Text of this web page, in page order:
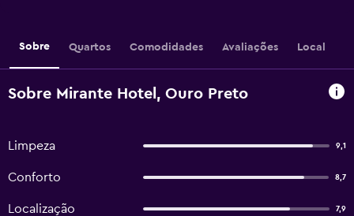
Sobre Quartos Comodidades Avaliações Local
Sobre Mirante Hotel, Ouro Preto
Limpeza 9,1
Conforto 8,7
Localização 7,9